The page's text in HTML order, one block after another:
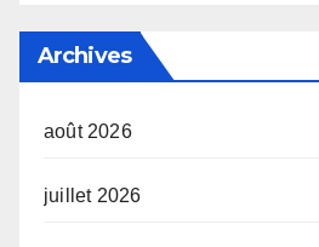
Archives
août 2026
juillet 2026